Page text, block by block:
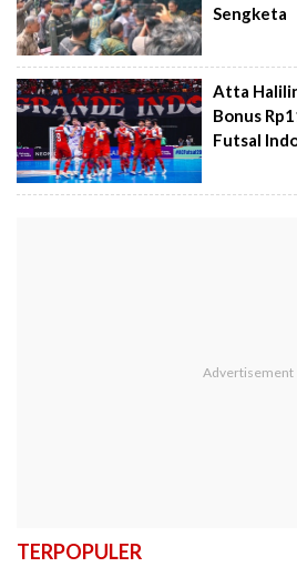
Sengketa
Atta
Bonus
Futsal
TERPOPULER